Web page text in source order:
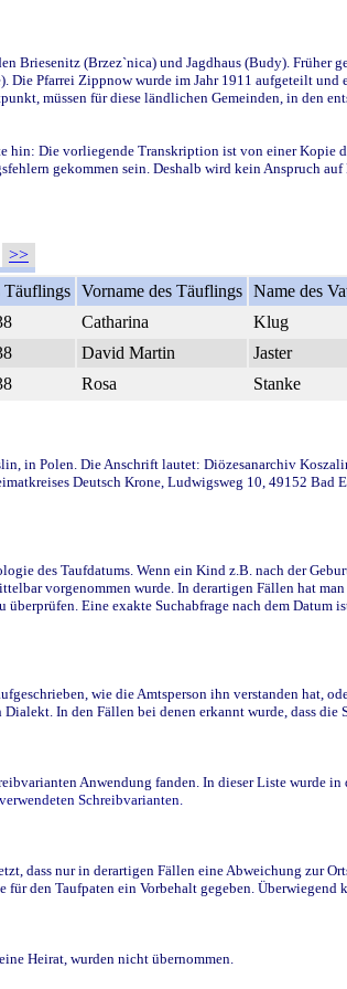
(Brzez`nica) und Jagdhaus (Budy). Früher
Pfarrei Zippnow wurde im Jahr 1911 aufgeteilt
müssen für diese ländlichen Gemeinden, in den
hin: Die vorliegende Transkription ist von einer Kopie
gekommen sein. Deshalb wird kein Anspruch auf
>>
Täuflings Vorname des Täuflings Name des
Catharina Klug
David Martin Jaster
Rosa Stanke
in Polen. Die Anschrift lautet: Diözesanarchiv
Deutsch Krone, Ludwigsweg 10, 49152 Bad
des Taufdatums. Wenn ein Kind z.B. nach der
vorgenommen wurde. In derartigen Fällen hat
Eine exakte Suchabfrage nach dem Datum
wie die Amtsperson ihn verstanden hat,
In den Fällen bei denen erkannt wurde, dass
Anwendung fanden. In dieser Liste wurde
Schreibvarianten.
dass nur in derartigen Fällen eine Abweichung zur
den Taufpaten ein Vorbehalt gegeben. Überwiegend
Heirat, wurden nicht übernommen.